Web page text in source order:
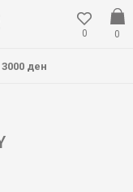
0
0
ден